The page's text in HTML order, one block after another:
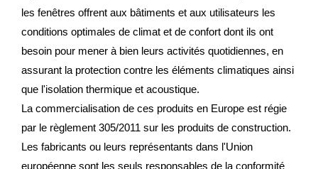
les fenêtres offrent aux bâtiments et aux utilisateurs les
conditions optimales de climat et de confort dont ils ont
besoin pour mener à bien leurs activités quotidiennes, en
assurant la protection contre les éléments climatiques ainsi
que l'isolation thermique et acoustique.
La commercialisation de ces produits en Europe est régie
par le règlement 305/2011 sur les produits de construction.
Les fabricants ou leurs représentants dans l'Union
européenne sont les seuls responsables de la conformité